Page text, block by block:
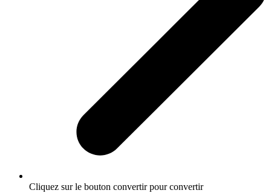
Cliquez sur le bouton convertir pour convertir